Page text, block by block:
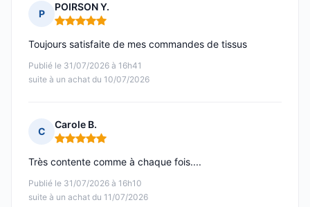
P
POIRSON Y.
Note : 5 sur 5
Publié le 31/07/2026 à 16h41
suite à un achat du 10/07/2026
Toujours satisfaite de mes commandes de tissus
C
Carole B.
Note : 5 sur 5
Publié le 31/07/2026 à 16h10
suite à un achat du 11/07/2026
Très contente comme à chaque fois....